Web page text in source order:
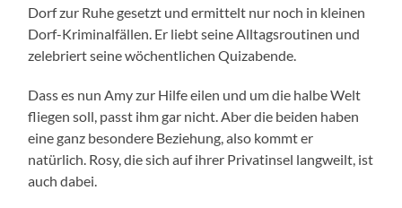
Dorf zur Ruhe gesetzt und ermittelt nur noch in kleinen
Dorf-Kriminalfällen. Er liebt seine Alltagsroutinen und
zelebriert seine wöchentlichen Quizabende.
Dass es nun Amy zur Hilfe eilen und um die halbe Welt
fliegen soll, passt ihm gar nicht. Aber die beiden haben
eine ganz besondere Beziehung, also kommt er
natürlich. Rosy, die sich auf ihrer Privatinsel langweilt, ist
auch dabei.